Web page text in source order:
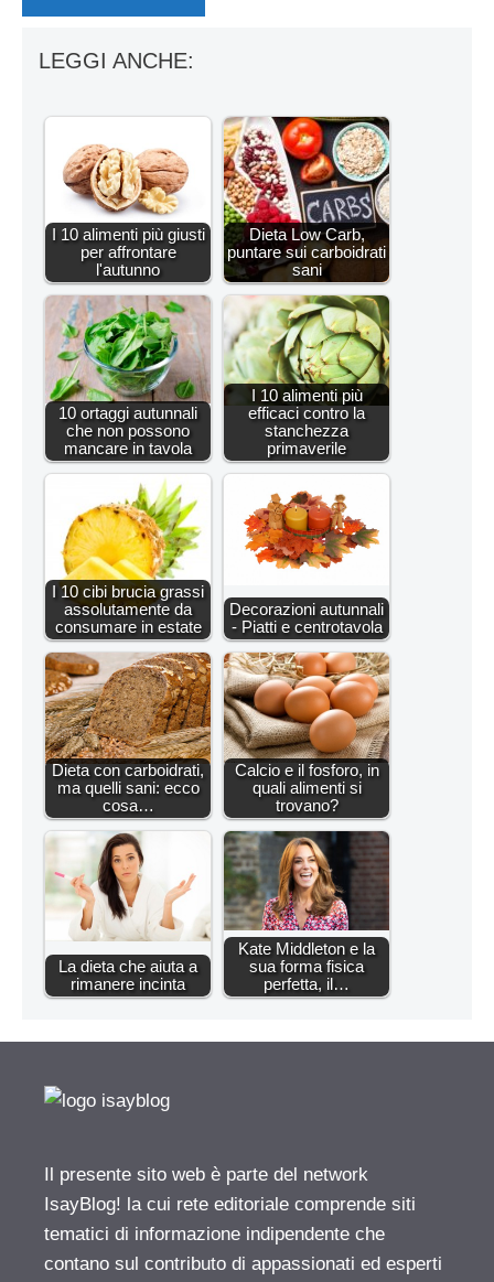
LEGGI ANCHE:
I 10 alimenti più giusti
per affrontare
l'autunno
Dieta Low Carb,
puntare sui carboidrati
sani
10 ortaggi autunnali
che non possono
mancare in tavola
I 10 alimenti più
efficaci contro la
stanchezza
primaverile
I 10 cibi brucia grassi
assolutamente da
consumare in estate
Decorazioni autunnali
- Piatti e centrotavola
Dieta con carboidrati,
ma quelli sani: ecco
cosa…
Calcio e il fosforo, in
quali alimenti si
trovano?
La dieta che aiuta a
rimanere incinta
Kate Middleton e la
sua forma fisica
perfetta, il…
Il presente sito web è parte del network
IsayBlog! la cui rete editoriale comprende siti
tematici di informazione indipendente che
contano sul contributo di appassionati ed esperti